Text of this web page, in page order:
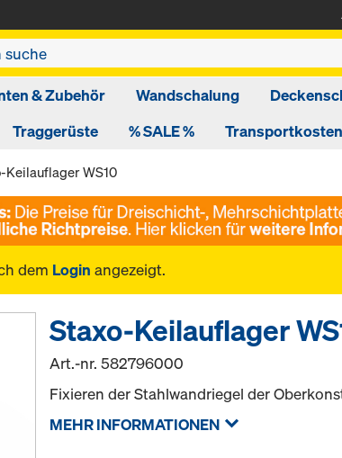
& Zubehör Wandschalung
Traggerüste
% SALE % Transportkosten
Keilauflager WS10
dem Login angezeigt.
Staxo-Keilauflager
Art.-nr.582796000
Fixieren der Stahlwandriegel der
MEHR INFORMATIONEN